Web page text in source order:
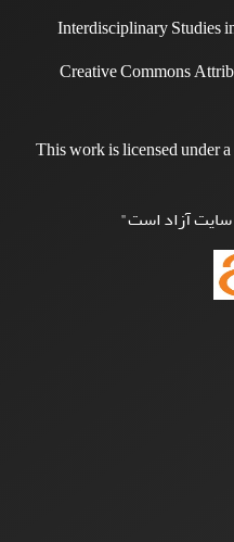
Interdisciplinary Studies
Creative Commons
This work is licensed under a
آزاد است"